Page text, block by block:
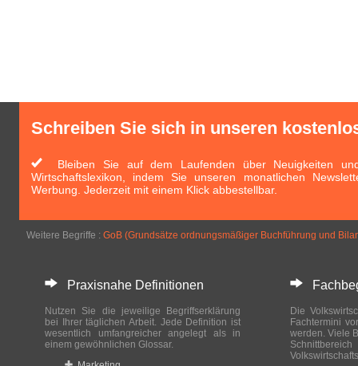
Schreiben Sie sich in unseren
Bleiben Sie auf dem Laufenden über Neuigkeiten
Wirtschaftslexikon, indem Sie unseren monatlichen
Werbung. Jederzeit mit einem Klick abbestellbar.
Weitere Begriffe : GoB (Grundsätze ordnungsmäßiger Buchführung und
Praxisnahe Definitionen
Nutzen Sie die jeweilige Begriffserklärung
bei Ihrer täglichen Arbeit. Jede Definition ist
wesentlich umfangreicher angelegt als in
einem gewöhnlichen Glossar.
Die
Fachtermini
werden. Viele